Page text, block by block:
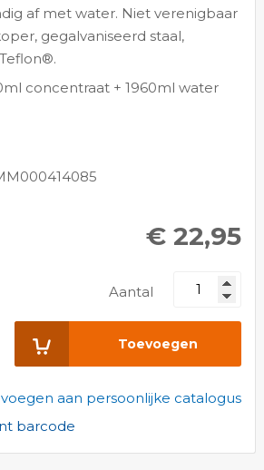
af met water. Niet verenigbaar
gegalvaniseerd staal,
concentraat + 1960ml water
€ 22,95
Aantal
Toevoegen
aan persoonlijke catalogus
barcode